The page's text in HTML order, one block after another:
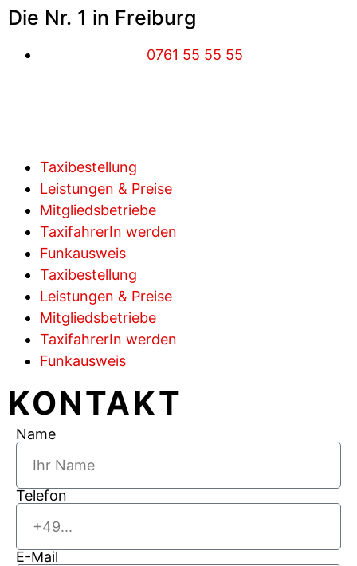
Die Nr. 1 in Freiburg
0761 55 55 55
Taxibestellung
Leistungen & Preise
Mitgliedsbetriebe
TaxifahrerIn werden
Funkausweis
Taxibestellung
Leistungen & Preise
Mitgliedsbetriebe
TaxifahrerIn werden
Funkausweis
KONTAKT
Name
Telefon
E-Mail